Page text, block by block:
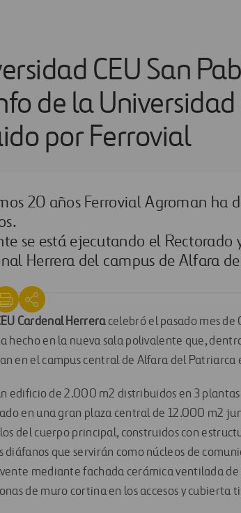
CEU San
de la
por Ferrovial
20 años Ferrovial Agroman ha
se está ejecutando el Rectorado
Herrera del campus de Alfara
Cardenal Herreracelebró el pasado mes de
hecho en la nueva sala polivalente que,
en el campus central de Alfara del Patriarca
edificio de 2.000 m2 distribuidos en 3
en una gran plaza central de 12.000 m2
del cuerpo principal, construidos con
diáfanos que servirán como núcleos de
mediante fachada cerámica ventilada
de muro cortina en los accesos y cubierta